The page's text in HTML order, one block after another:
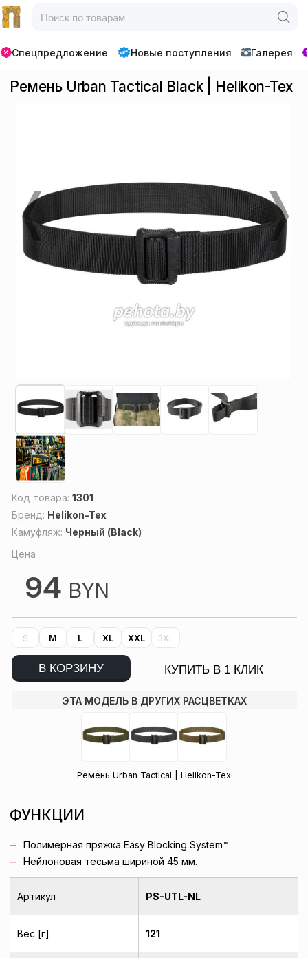
Спецпредложение Новые поступления Галерея
Ремень Urban Tactical Black | Helikon-Tex
Код товара: 1301
Бренд: Helikon-Tex
Камуфляж: Черный (Black)
Цена
94 BYN
S M L XL XXL 3XL
В КОРЗИНУ КУПИТЬ В 1 КЛИК
ЭТА МОДЕЛЬ В ДРУГИХ РАСЦВЕТКАХ
Ремень Urban Tactical | Helikon-Tex
ФУНКЦИИ
Полимерная пряжка Easy Blocking System™
Нейлоновая тесьма шириной 45 мм.
Артикул PS-UTL-NL
Вес [г] 121